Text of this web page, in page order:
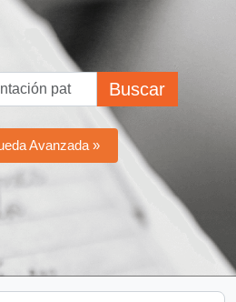
Buscar
Avanzada »